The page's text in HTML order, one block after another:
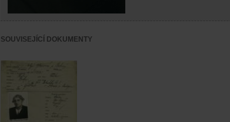
SOUVISEJÍCÍ DOKUMENTY